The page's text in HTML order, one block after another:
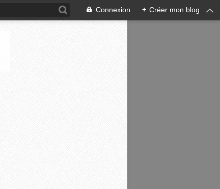
Connexion + Créer mon blog